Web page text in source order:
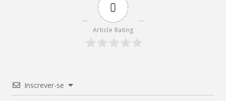
0
Article Rating
Inscrever-se